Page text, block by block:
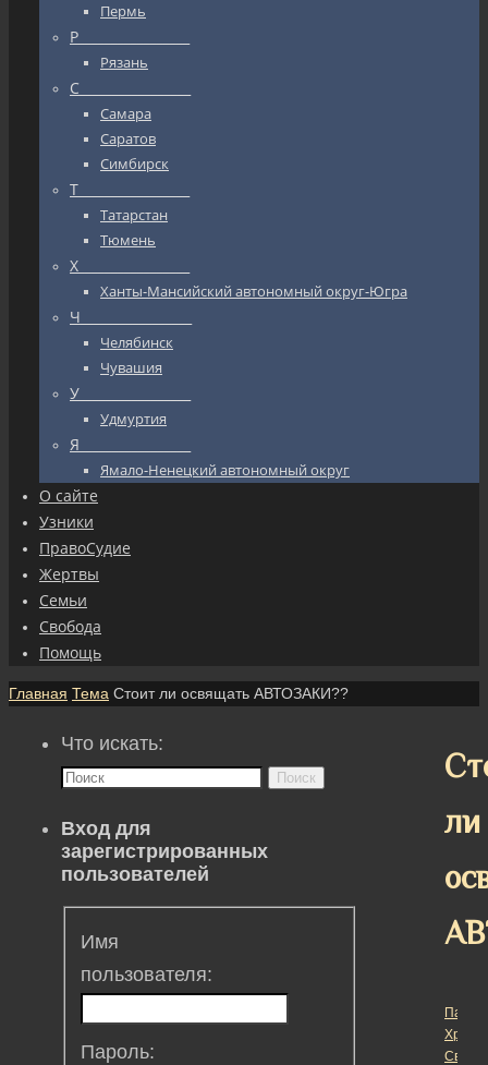
Пермь
Р_________________
Рязань
С_________________
Самара
Саратов
Симбирск
Т_________________
Татарстан
Тюмень
Х_________________
Ханты-Мансийский автономный округ-Югра
Ч_________________
Челябинск
Чувашия
У_________________
Удмуртия
Я_________________
Ямало-Ненецкий автономный округ
О сайте
Узники
ПравоСудие
Жертвы
Семьи
Свобода
Помощь
Главная Тема Стоит ли освящать АВТОЗАКИ??
ли
Пасха
Что искать:
Поиск
Вход для
зарегистрированных
пользователей
Имя
пользователя:
Пароль: